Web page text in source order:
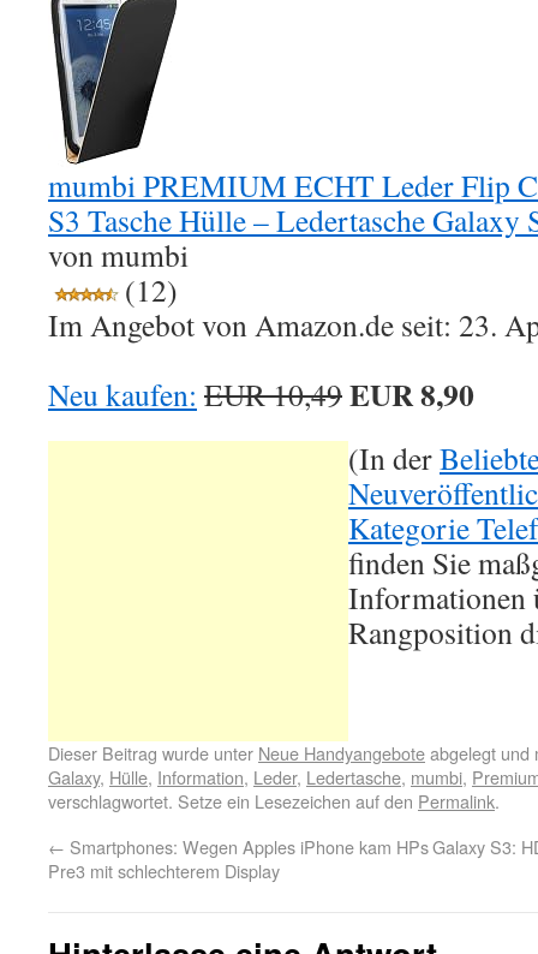
mumbi PREMIUM ECHT Leder Flip
S3 Tasche Hülle – Ledertasche
von mumbi
(12)
Im Angebot von Amazon.de seit: 23.
Neu kaufen: EUR 10,49EUR 8,90
(In der
Kategorie
finden Sie
Informationen
Rangposition
Dieser Beitrag wurde unter Neue Handyangeboteabgelegt und
Galaxy, Hülle, Information, Leder, Ledertasche, mumbi,
verschlagwortet. Setze ein Lesezeichen auf den Permalink.
← Smartphones: Wegen Apples iPhone kam HPs
Pre3 mit schlechterem Display
Galaxy S3: